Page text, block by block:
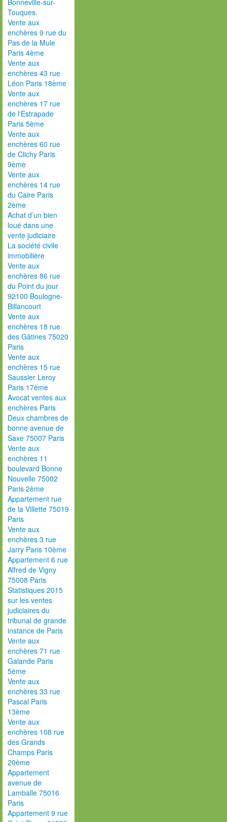
Bonneville-sur-
Touques.
Vente aux
enchères 9 rue du
Pas de la Mule
Paris 4ème
Vente aux
enchères 43 rue
Léon Paris 18ème
Vente aux
enchères 17 rue
de l'Estrapade
Paris 5ème
Vente aux
enchères 60 rue
de Clichy Paris
9ème
Vente aux
enchères 14 rue
du Caire Paris
2ème
Achat d’un bien
loué dans une
vente judiciaire
La société civile
immobilière
Vente aux
enchères 86 rue
du Point du jour
92100 Boulogne-
Billancourt
Vente aux
enchères 18 rue
des Gâtines 75020
Paris
Vente aux
enchères 15 rue
Saussier Leroy
Paris 17ème
Avocat ventes aux
enchères Paris
Deux chambres de
bonne avenue de
Saxe 75007 Paris
Vente aux
enchères 11
boulevard Bonne
Nouvelle 75002
Paris 2ème
Appartement rue
de la Villette 75019
Paris
Vente aux
enchères 3 rue
Jarry Paris 10ème
Appartement 6 rue
Alfred de Vigny
75008 Paris
Statistiques 2015
sur les ventes
judiciaires du
tribunal de grande
instance de Paris
Vente aux
enchères 71 rue
Galande Paris
5ème
Vente aux
enchères 33 rue
Pascal Paris
13ème
Vente aux
enchères 108 rue
des Grands
Champs Paris
20ème
Appartement
avenue de
Lamballe 75016
Paris
Appartement 9 rue